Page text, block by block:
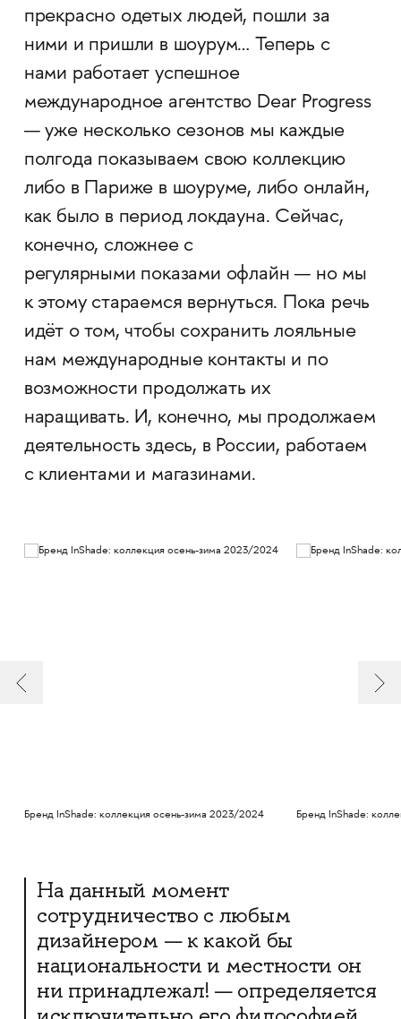
прекрасно одетых людей, пошли за
ними и пришли в шоурум… Теперь с
нами работает успешное
международное агентство Dear Progress
— уже несколько сезонов мы каждые
полгода показываем свою коллекцию
либо в Париже в шоуруме, либо онлайн,
как было в период локдауна. Сейчас,
конечно, сложнее с
регулярными показами офлайн — но мы
к этому стараемся вернуться. Пока речь
идёт о том, чтобы сохранить лояльные
нам международные контакты и по
возможности продолжать их
наращивать. И, конечно, мы продолжаем
деятельность здесь, в России, работаем
с клиентами и магазинами.
Бренд InShade: коллекция осень-зима 2023/2024 Бренд InShade:
На данный момент
сотрудничество с любым
дизайнером — к какой бы
национальности и местности он
ни принадлежал! — определяется